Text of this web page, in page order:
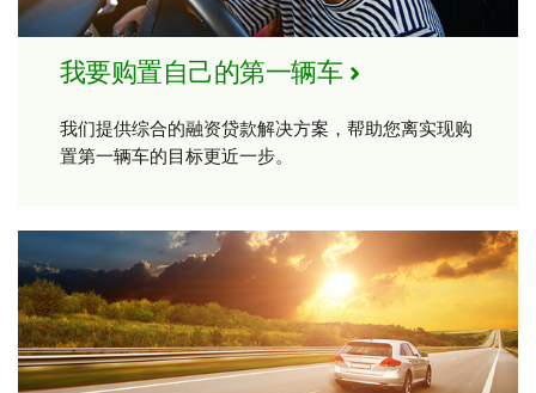
我要购置自己的第一辆车
我们提供综合的融资贷款解决方案，帮助您离实现购
置第一辆车的目标更近一步。